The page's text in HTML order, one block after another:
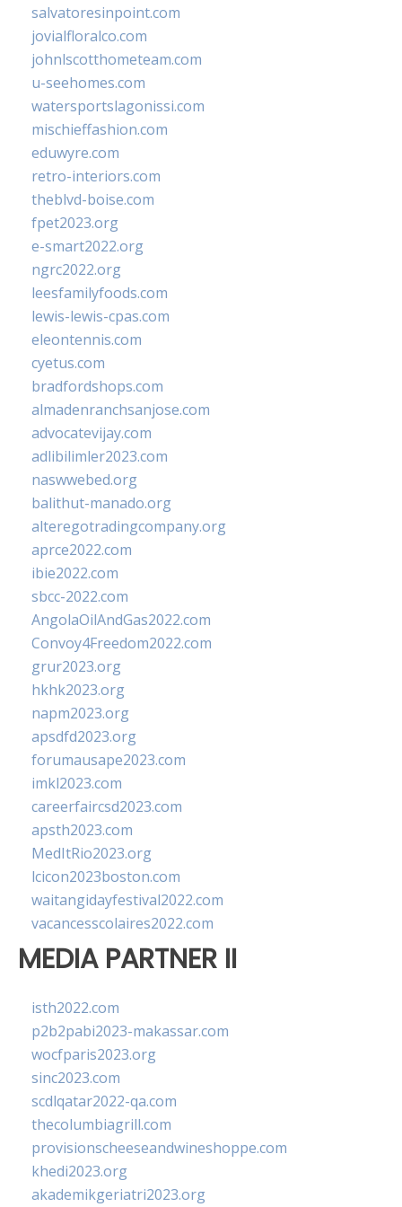
salvatoresinpoint.com
jovialfloralco.com
johnlscotthometeam.com
u-seehomes.com
watersportslagonissi.com
mischieffashion.com
eduwyre.com
retro-interiors.com
theblvd-boise.com
fpet2023.org
e-smart2022.org
ngrc2022.org
leesfamilyfoods.com
lewis-lewis-cpas.com
eleontennis.com
cyetus.com
bradfordshops.com
almadenranchsanjose.com
advocatevijay.com
adlibilimler2023.com
naswwebed.org
balithut-manado.org
alteregotradingcompany.org
aprce2022.com
ibie2022.com
sbcc-2022.com
AngolaOilAndGas2022.com
Convoy4Freedom2022.com
grur2023.org
hkhk2023.org
napm2023.org
apsdfd2023.org
forumausape2023.com
imkl2023.com
careerfaircsd2023.com
apsth2023.com
MedItRio2023.org
lcicon2023boston.com
waitangidayfestival2022.com
vacancesscolaires2022.com
MEDIA PARTNER II
isth2022.com
p2b2pabi2023-makassar.com
wocfparis2023.org
sinc2023.com
scdlqatar2022-qa.com
thecolumbiagrill.com
provisionscheeseandwineshoppe.com
khedi2023.org
akademikgeriatri2023.org